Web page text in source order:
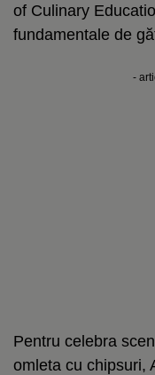
of Culinary
fundamentale de
-
Pentru celebra
omleta cu chipsuri,